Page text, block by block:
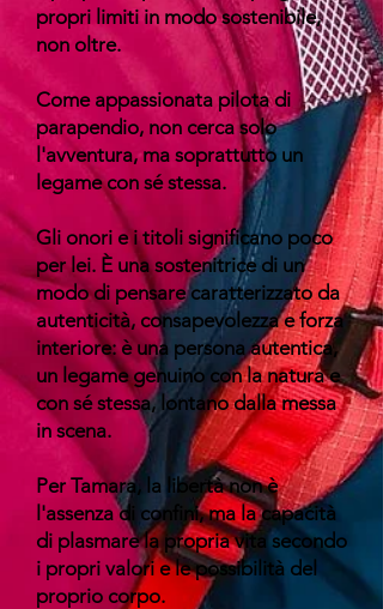
propri limiti in modo sostenibile,
non oltre.
Come appassionata pilota di
parapendio, non cerca solo
l'avventura, ma soprattutto un
legame con sé stessa.
Gli onori e i titoli significano poco
per lei. È una sostenitrice di un
modo di pensare caratterizzato da
autenticità, consapevolezza e forza
interiore: è una persona autentica,
un legame genuino con la natura e
con sé stessa, lontano dalla messa
in scena.
Per Tamara, la libertà non è
l'assenza di confini, ma la capacità
di plasmare la propria vita secondo
i propri valori e le possibilità del
proprio corpo.